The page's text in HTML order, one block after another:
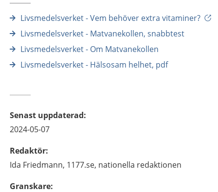
Livsmedelsverket - Vem behöver extra vitaminer?
Livsmedelsverket - Matvanekollen, snabbtest
Livsmedelsverket - Om Matvanekollen
Livsmedelsverket - Hälsosam helhet, pdf
Senast uppdaterad:
2024-05-07
Redaktör:
Ida Friedmann, 1177.se, nationella redaktionen
Granskare: